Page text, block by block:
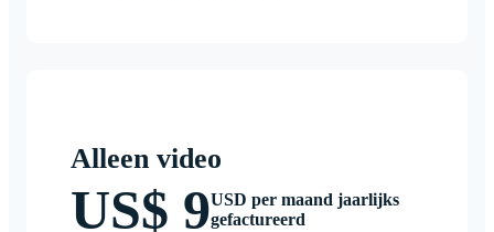
Alleen video
US$ 9USD per maand jaarlijks
gefactureerd